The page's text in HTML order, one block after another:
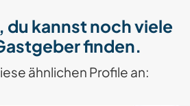
du kannst noch viele
finden.
ähnlichen Profile an: